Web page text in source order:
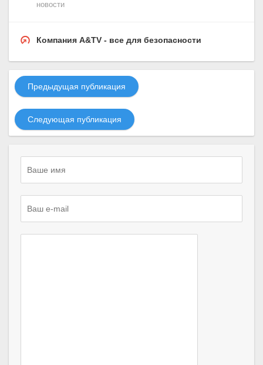
новости
Компания A&TV - все для безопасности
Предыдущая публикация
Следующая публикация